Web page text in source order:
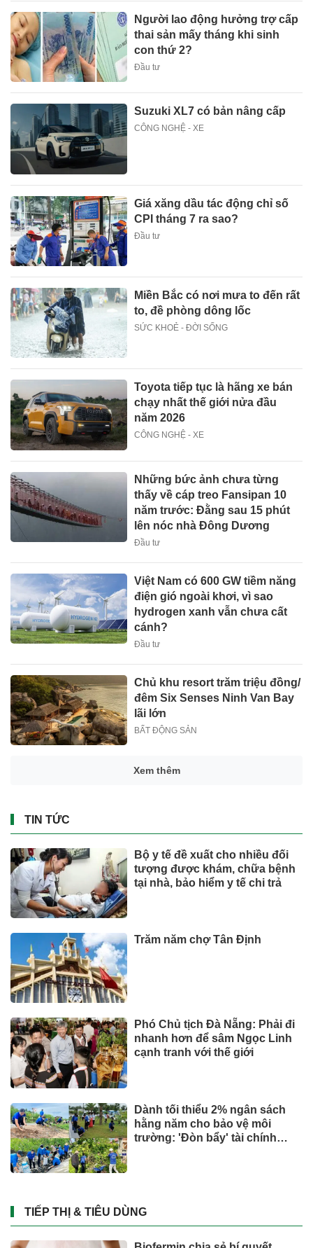
Người lao động hưởng trợ cấp
thai sản mấy tháng khi sinh
con thứ 2?
Đầu tư
Suzuki XL7 có bản nâng cấp
CÔNG NGHỆ - XE
Giá xăng dầu tác động chỉ số
CPI tháng 7 ra sao?
Đầu tư
Miền Bắc có nơi mưa to đến rất
to, đề phòng dông lốc
SỨC KHOẺ - ĐỜI SỐNG
Toyota tiếp tục là hãng xe bán
chạy nhất thế giới nửa đầu
năm 2026
CÔNG NGHỆ - XE
Những bức ảnh chưa từng
thấy về cáp treo Fansipan 10
năm trước: Đằng sau 15 phút
lên nóc nhà Đông Dương
Đầu tư
Việt Nam có 600 GW tiềm năng
điện gió ngoài khơi, vì sao
hydrogen xanh vẫn chưa cất
cánh?
Đầu tư
Chủ khu resort trăm triệu đồng/
đêm Six Senses Ninh Van Bay
lãi lớn
BẤT ĐỘNG SẢN
Mỹ đánh giá rau "tốt bậc nhất
Ông Đoàn Văn Hiểu Em đăng
ký mua thêm DMX ngay khi cổ
Suzuki XL7 có bản nâng cấp
Giá xăng dầu tác động chỉ số